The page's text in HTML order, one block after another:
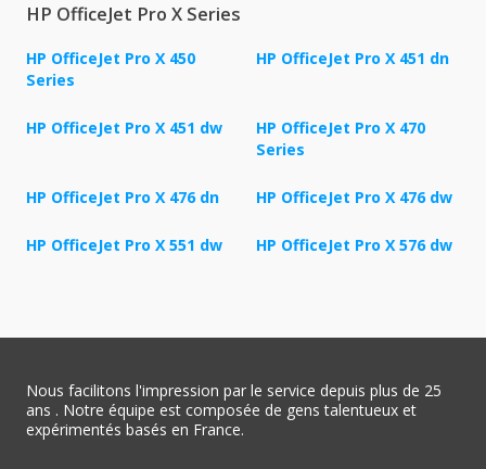
HP OfficeJet Pro X Series
HP OfficeJet Pro X 450
Series
HP OfficeJet Pro X 451 dn
HP OfficeJet Pro X 451 dw
HP OfficeJet Pro X 470
Series
HP OfficeJet Pro X 476 dn HP OfficeJet Pro X 476 dw
HP OfficeJet Pro X 551 dw HP OfficeJet Pro X 576 dw
Nous facilitons l'impression par le service depuis plus de 25
ans . Notre équipe est composée de gens talentueux et
expérimentés basés en France.